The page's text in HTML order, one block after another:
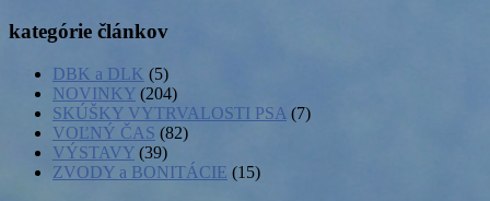
kategórie článkov
DBK a DLK (5)
NOVINKY (204)
SKÚŠKY VYTRVALOSTI PSA (7)
VOĽNÝ ČAS (82)
VÝSTAVY (39)
ZVODY a BONITÁCIE (15)